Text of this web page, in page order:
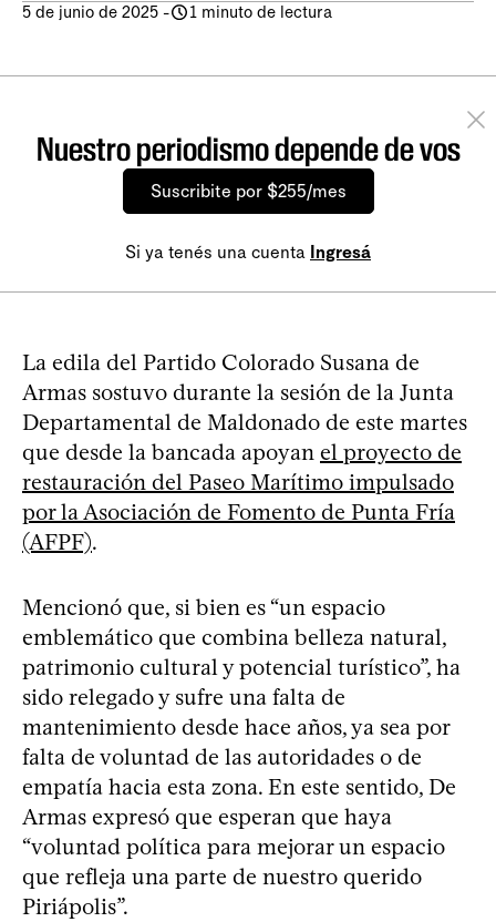
5 de junio de 2025 - 1 minuto de lectura
Nuestro periodismo depende de vos
Suscribite por $255/mes
Si ya tenés una cuenta Ingresá
La edila del Partido Colorado Susana de
Armas sostuvo durante la sesión de la Junta
Departamental de Maldonado de este martes
que desde la bancada apoyan el proyecto de
restauración del Paseo Marítimo impulsado
por la Asociación de Fomento de Punta Fría
(AFPF).
Mencionó que, si bien es “un espacio
emblemático que combina belleza natural,
patrimonio cultural y potencial turístico”, ha
sido relegado y sufre una falta de
mantenimiento desde hace años, ya sea por
falta de voluntad de las autoridades o de
empatía hacia esta zona. En este sentido, De
Armas expresó que esperan que haya
“voluntad política para mejorar un espacio
que refleja una parte de nuestro querido
Piriápolis”.